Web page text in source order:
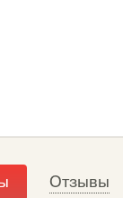
Отзывы